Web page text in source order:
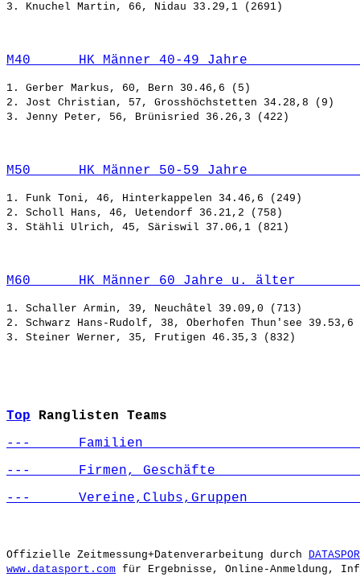
M40      HK Männer 40-49 Jahre
1. Gerber Markus, 60, Bern 30.46,6 (5)
2. Jost Christian, 57, Grosshöchstetten 34.28,8 (9)
M50      HK Männer 50-59 Jahre
1. Funk Toni, 46, Hinterkappelen 34.46,6 (249)
2. Scholl Hans, 46, Uetendorf 36.21,2 (758)
M60      HK Männer 60 Jahre u. älter
1. Schaller Armin, 39, Neuchâtel 39.09,0 (713)
2. Schwarz Hans-Rudolf, 38, Oberhofen Thun'see 39.53,6
Top
Ranglisten Teams
---      Familien
---      Firmen, Geschäfte
---      Vereine,Clubs,Gruppen
Offizielle Zeitmessung+Datenverarbeitung durch
www.datasport.com